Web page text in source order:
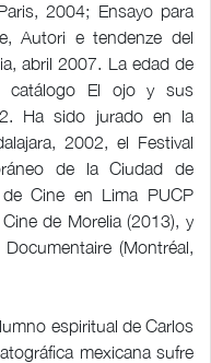
2004; Ensayo para
Autori e tendenze del
abril 2007. La edad de
catálogo El ojo y sus
Ha sido jurado en la
2002, el Festival
de la Ciudad de
Cine en Lima PUCP
de Morelia (2013), y
(Montréal,
espiritual de Carlos
mexicana sufre